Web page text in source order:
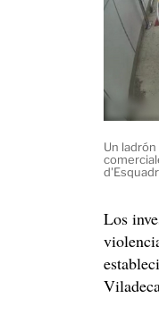
Un
Los